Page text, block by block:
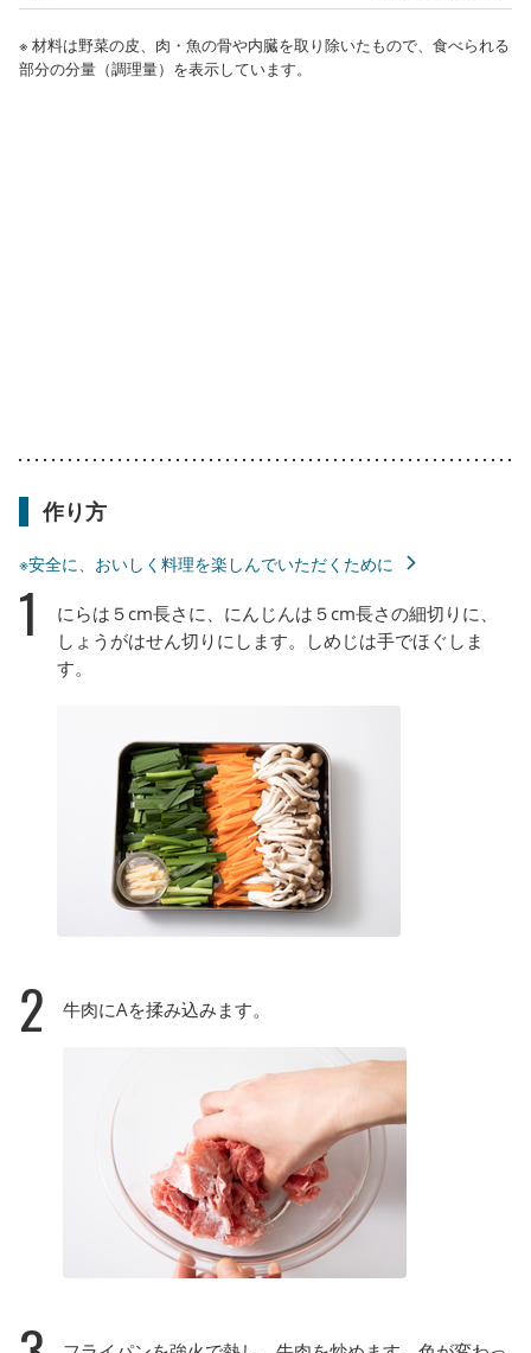
※ 材料は野菜の皮、肉・魚の骨や内臓を取り除いたもので、食べられる
部分の分量（調理量）を表示しています。
作り方
※安全に、おいしく料理を楽しんでいただくために
1
にらは５cm長さに、にんじんは５cm長さの細切りに、
しょうがはせん切りにします。しめじは手でほぐしま
す。
2 牛肉にAを揉み込みます。